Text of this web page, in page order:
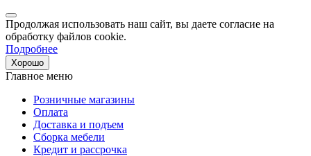
Продолжая использовать наш сайт, вы даете согласие на
обработку файлов cookie.
Подробнее
Хорошо
Главное меню
Розничные магазины
Оплата
Доставка и подъем
Сборка мебели
Кредит и рассрочка